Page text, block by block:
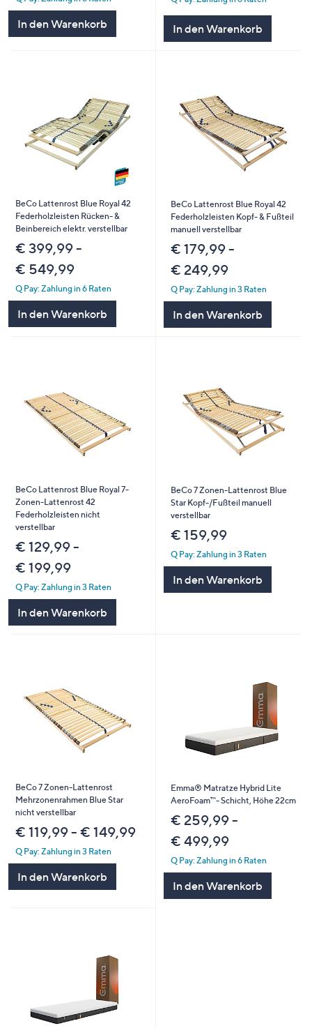
In den Warenkorb In den Warenkorb
BeCo Lattenrost Blue Royal 42
Federholzleisten Rücken- &
Beinbereich elektr. verstellbar
€ 399,99 -
€ 549,99
Q Pay: Zahlung in 6 Raten
In den Warenkorb
BeCo Lattenrost Blue Royal 42
Federholzleisten Kopf- & Fußteil
manuell verstellbar
€ 179,99 -
€ 249,99
Q Pay: Zahlung in 3 Raten
In den Warenkorb
BeCo Lattenrost Blue Royal 7-
Zonen-Lattenrost 42
Federholzleisten nicht
verstellbar
€ 129,99 -
€ 199,99
Q Pay: Zahlung in 3 Raten
In den Warenkorb
BeCo 7 Zonen-Lattenrost Blue
Star Kopf-/Fußteil manuell
verstellbar
€ 159,99
Q Pay: Zahlung in 3 Raten
In den Warenkorb
BeCo 7 Zonen-Lattenrost
Mehrzonenrahmen Blue Star
nicht verstellbar
€ 119,99 - € 149,99
Q Pay: Zahlung in 3 Raten
In den Warenkorb
Emma® Matratze Hybrid Lite
AeroFoam™- Schicht, Höhe 22cm
€ 259,99 -
€ 499,99
Q Pay: Zahlung in 6 Raten
In den Warenkorb